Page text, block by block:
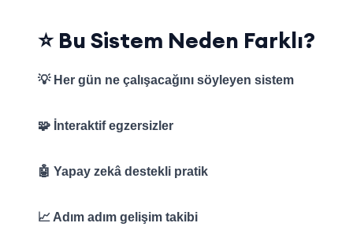
⭐ Bu Sistem Neden Farklı?
💡 Her gün ne çalışacağını söyleyen sistem
🧩 İnteraktif egzersizler
🤖 Yapay zekâ destekli pratik
📈 Adım adım gelişim takibi